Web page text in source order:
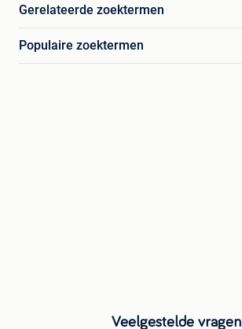
Gerelateerde zoektermen
Populaire zoektermen
Veelgestelde vragen